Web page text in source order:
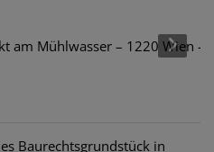
Baurechtsgrundstück in